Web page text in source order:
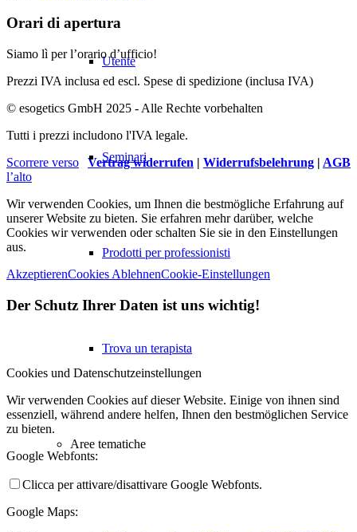
Utente
Seminari
Prodotti per professionisti
Trova un terapista
Aree tematiche
Orari di apertura
Siamo lì per l’orario d’ufficio!
Prezzi IVA inclusa ed escl. Spese di spedizione (inclusa IVA)
© esogetics GmbH 2025 - Alle Rechte vorbehalten
Tutti i prezzi includono l'IVA legale.
Vertrag widerrufen | Widerrufsbelehrung | AGB
Scorrere verso
l’alto
Wir verwenden Cookies, um Ihnen die bestmögliche Erfahrung auf
unserer Website zu bieten. Sie erfahren mehr darüber, welche
Cookies wir verwenden oder schalten Sie sie in den Einstellungen
aus.
AkzeptierenCookies AblehnenCookie-Einstellungen
Der Schutz Ihrer Daten ist uns wichtig!
Cookies und Datenschutzeinstellungen
Wir verwenden Cookies auf dieser Website. Einige von ihnen sind
essenziell, während andere helfen, Ihnen den bestmöglichen Service
zu bieten.
Google Webfonts:
Clicca per attivare/disattivare Google Webfonts.
Google Maps: